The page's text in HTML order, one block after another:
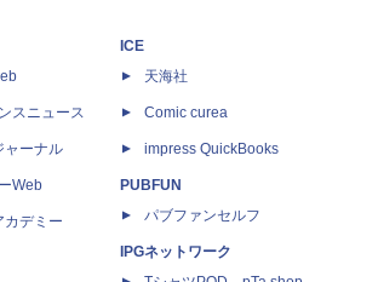
スニュース
ャーナル
Web
カデミー
ICE
天海社
Comic curea
impress QuickBooks
PUBFUN
パブファンセルフ
IPGネットワーク